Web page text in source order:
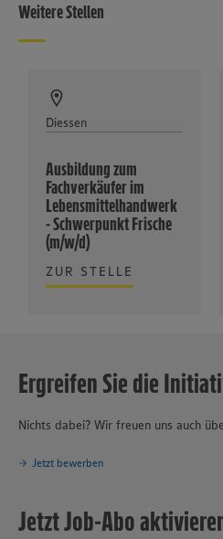
Weitere Stellen
Diessen
Ausbildung zum
Fachverkäufer im
Lebensmittelhandwerk
- Schwerpunkt Frische
(m/w/d)
ZUR STELLE
Ergreifen Sie die
Nichts dabei? Wir freuen uns auch
Jetzt bewerben
Jetzt Job-Abo